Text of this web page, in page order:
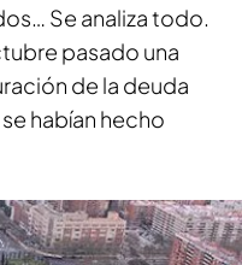
Se analiza todo.
pasado una
de la deuda
habían hecho